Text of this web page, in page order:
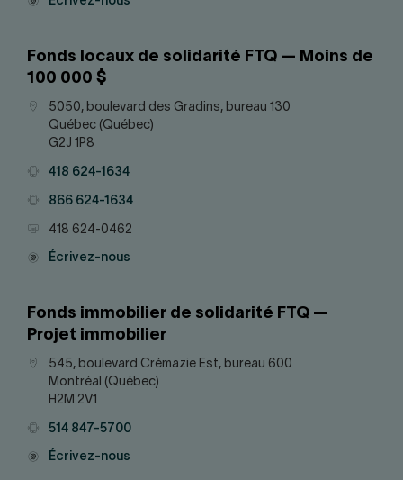
Fonds locaux de solidarité FTQ — Moins de
100 000 $
Adresse
5050, boulevard des Gradins, bureau 130
Québec (Québec)
G2J 1P8
Téléphone
418 624-1634
Téléphone
866 624-1634
Télécopieur
418 624-0462
CourrielÉcrivez-nous
Fonds immobilier de solidarité FTQ —
Projet immobilier
Adresse
545, boulevard Crémazie Est, bureau 600
Montréal (Québec)
H2M 2V1
Téléphone
514 847-5700
CourrielÉcrivez-nous